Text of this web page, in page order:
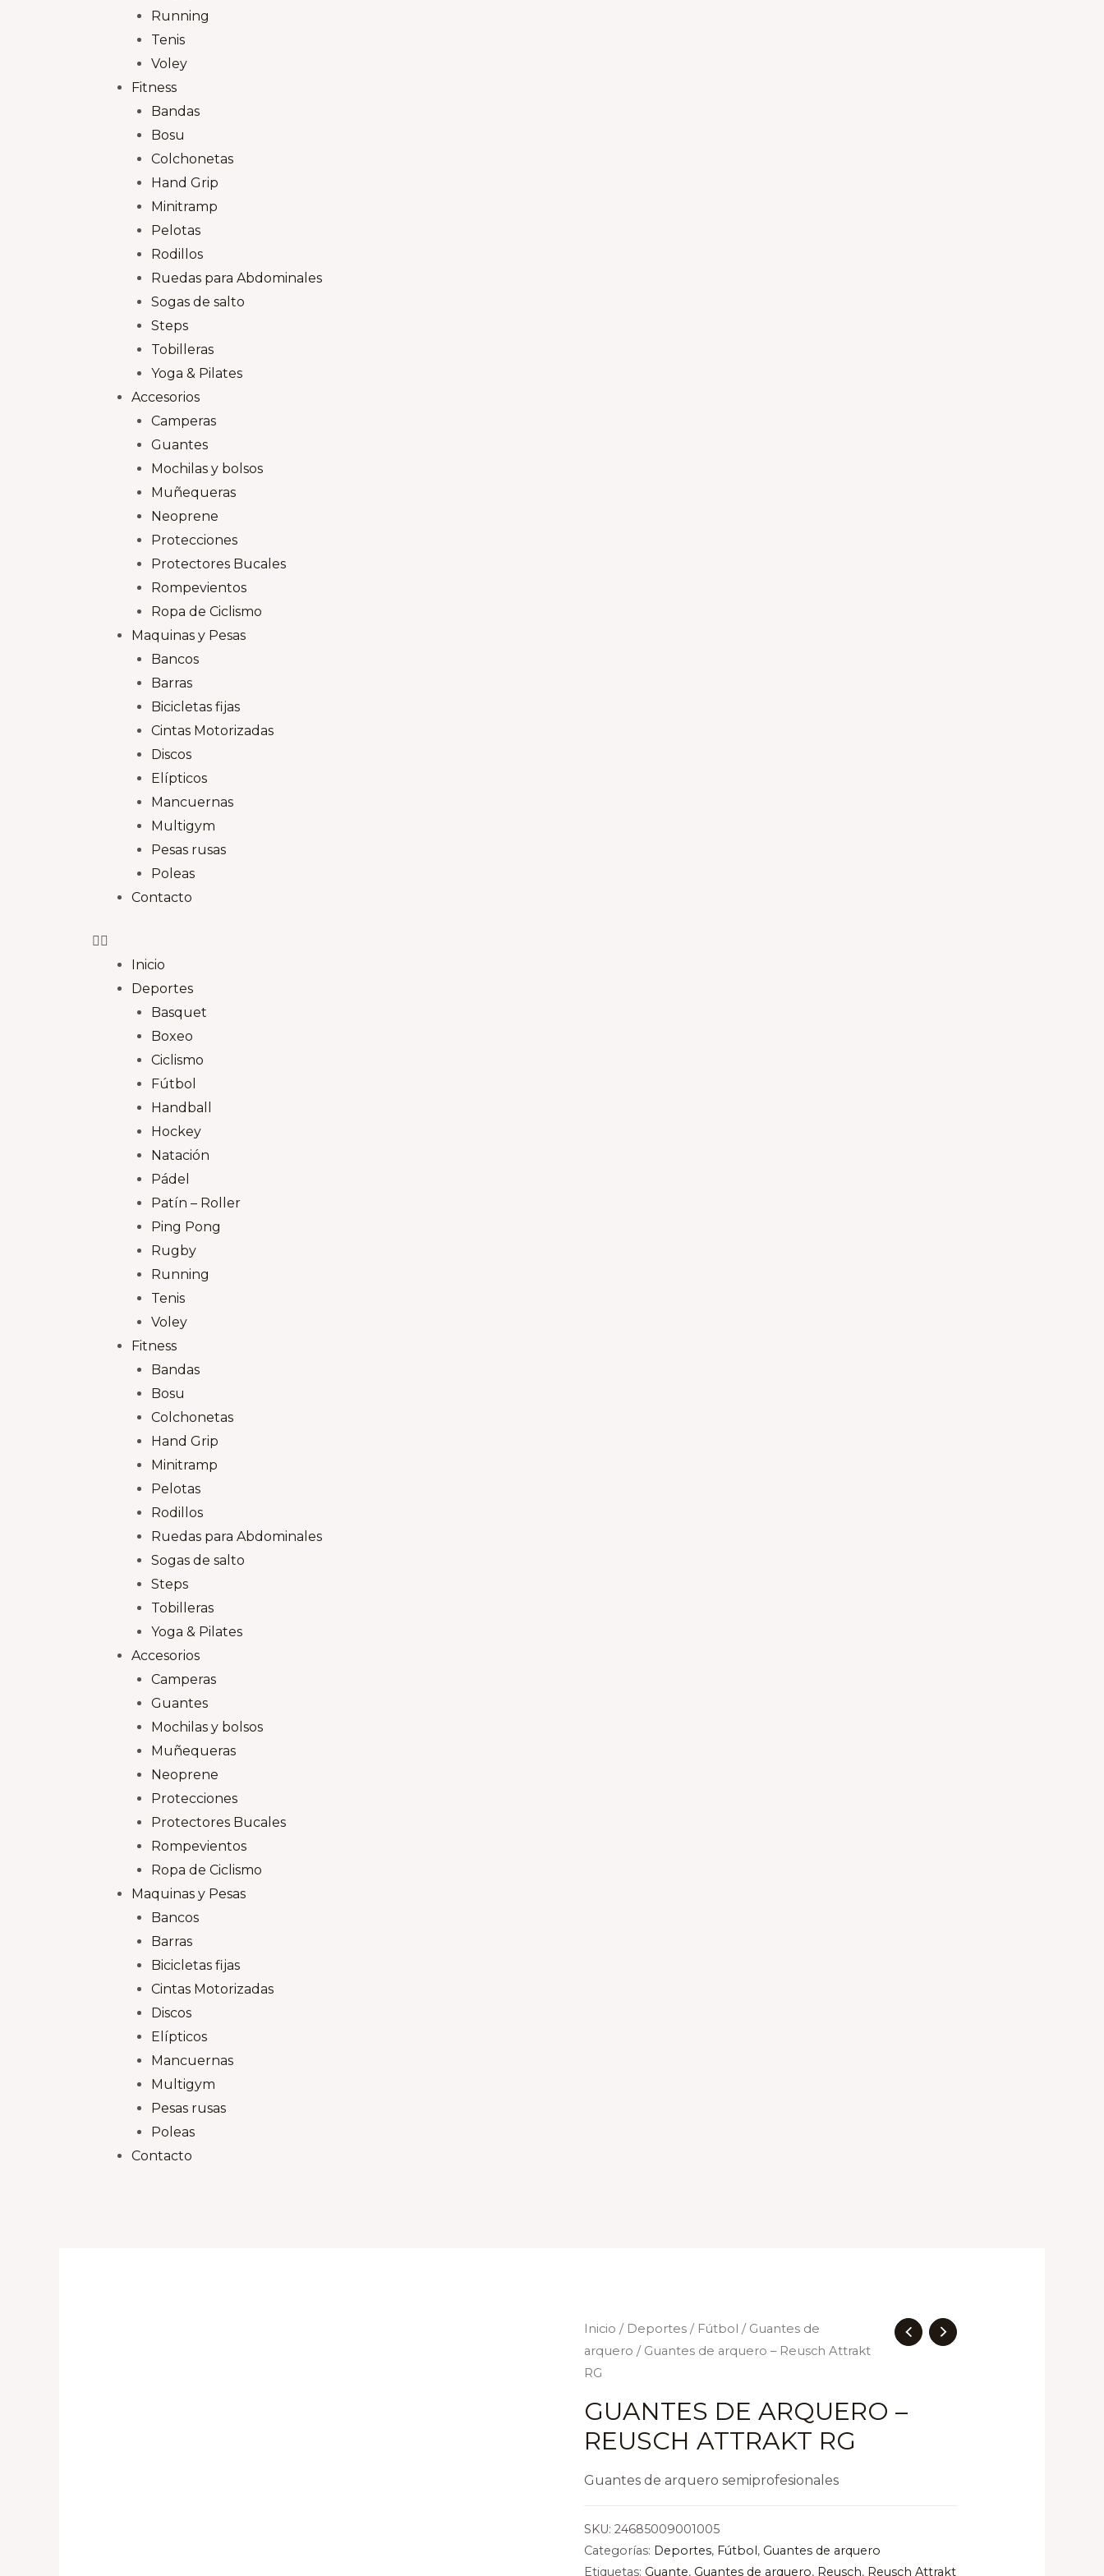
Running
Tenis
Voley
Fitness
Bandas
Bosu
Colchonetas
Hand Grip
Minitramp
Pelotas
Rodillos
Ruedas para Abdominales
Sogas de salto
Steps
Tobilleras
Yoga & Pilates
Accesorios
Camperas
Guantes
Mochilas y bolsos
Muñequeras
Neoprene
Protecciones
Protectores Bucales
Rompevientos
Ropa de Ciclismo
Maquinas y Pesas
Bancos
Barras
Bicicletas fijas
Cintas Motorizadas
Discos
Elípticos
Mancuernas
Multigym
Pesas rusas
Poleas
Contacto
Inicio
Deportes
Basquet
Boxeo
Ciclismo
Fútbol
Handball
Hockey
Natación
Pádel
Patín – Roller
Ping Pong
Rugby
Running
Tenis
Voley
Fitness
Bandas
Bosu
Colchonetas
Hand Grip
Minitramp
Pelotas
Rodillos
Ruedas para Abdominales
Sogas de salto
Steps
Tobilleras
Yoga & Pilates
Accesorios
Camperas
Guantes
Mochilas y bolsos
Muñequeras
Neoprene
Protecciones
Protectores Bucales
Rompevientos
Ropa de Ciclismo
Maquinas y Pesas
Bancos
Barras
Bicicletas fijas
Cintas Motorizadas
Discos
Elípticos
Mancuernas
Multigym
Pesas rusas
Poleas
Contacto
Inicio / Deportes / Fútbol / Guantes de
arquero / Guantes de arquero – Reusch Attrakt
RG
GUANTES DE ARQUERO –
REUSCH ATTRAKT RG
Guantes de arquero semiprofesionales
SKU:24685009001005
Categorías: Deportes, Fútbol, Guantes de arquero
Etiquetas: Guante, Guantes de arquero, Reusch, Reusch Attrakt